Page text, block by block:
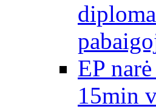
EP
15min